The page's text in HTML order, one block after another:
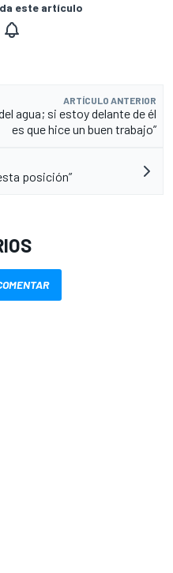
este artículo
ARTÍCULO ANTERIOR
agua; si estoy delante de él
es que hice un buen trabajo”
posición”